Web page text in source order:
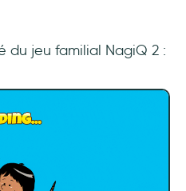
du jeu familial NagiQ 2 :